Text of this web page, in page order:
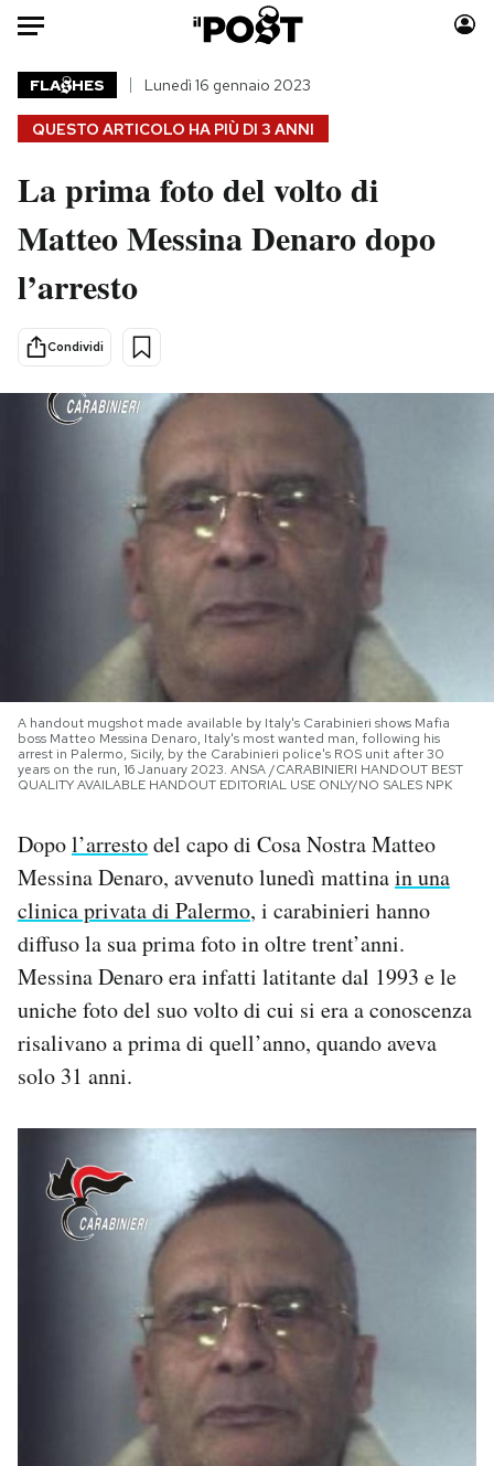
Auto
HOME
Italia
Politica
Tecnologia
Scienza
Economia
Moda
Consumismi
Altrecose
Mondiali calcio 2026
PODCAST
I MIEI PREFERITI
SHOP
AREA PERSONALE
Area Personale
Newsletter
Notifiche mobile
Regala il Post
QUESTO ARTICOLO HA PIÙ DI 3 ANNI
FLA HES Lunedì 16 gennaio 2023
La prima foto del volto di
Matteo Messina Denaro dopo
l’arresto
Condividi
A handout mugshot made available by Italy's Carabinieri shows Mafia
boss Matteo Messina Denaro, Italy's most wanted man, following his
arrest in Palermo, Sicily, by the Carabinieri police's ROS unit after 30
years on the run, 16 January 2023. ANSA /CARABINIERI HANDOUT BEST
QUALITY AVAILABLE HANDOUT EDITORIAL USE ONLY/NO SALES NPK
Dopol’arrestodel capo di Cosa Nostra Matteo
Messina Denaro, avvenuto lunedì mattinain una
clinica privata di Palermo, i carabinieri hanno
diffuso la sua prima foto in oltre trent’anni.
Messina Denaro era infatti latitante dal 1993 e le
uniche foto del suo volto di cui si era a conoscenza
risalivano a prima di quell’anno, quando aveva
solo 31 anni.